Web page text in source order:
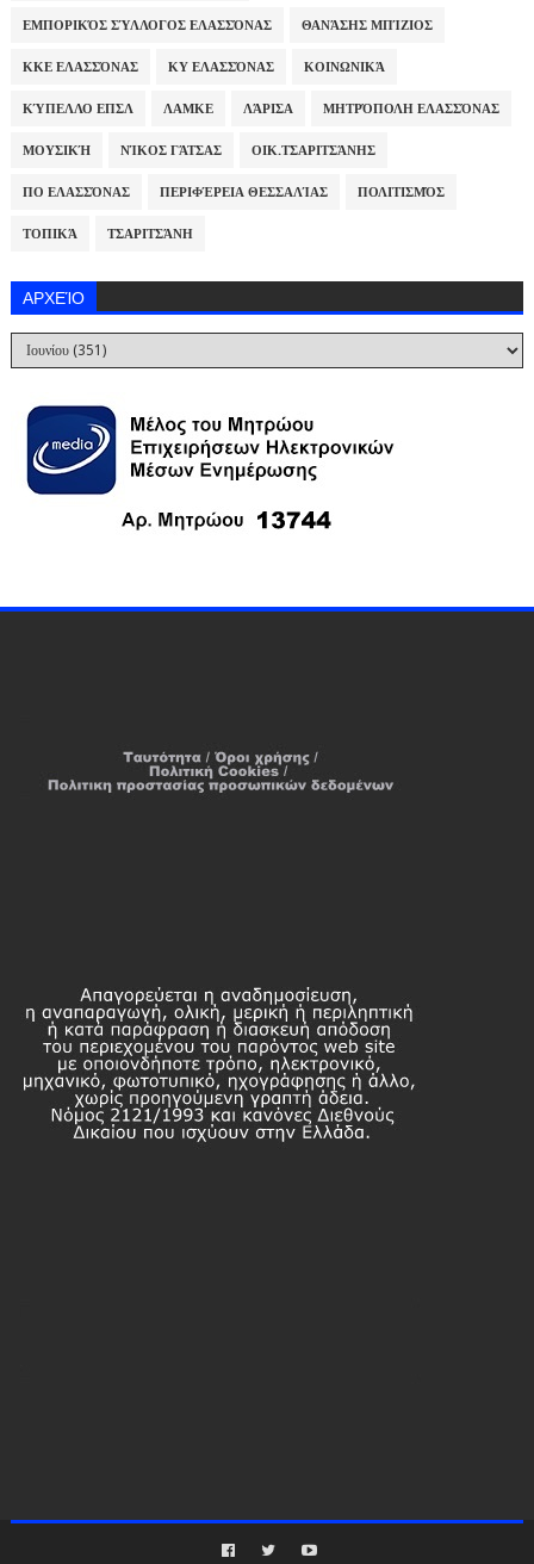
ΕΜΠΟΡΙΚΌΣ ΣΎΛΛΟΓΟΣ ΕΛΑΣΣΌΝΑΣ ΘΑΝΆΣΗΣ ΜΠΊΖΙΟΣ
ΚΚΕ ΕΛΑΣΣΌΝΑΣ ΚΥ ΕΛΑΣΣΌΝΑΣ ΚΟΙΝΩΝΙΚΆ
ΚΎΠΕΛΛΟ ΕΠΣΛ ΛΑΜΚΕ ΛΆΡΙΣΑ ΜΗΤΡΌΠΟΛΗ ΕΛΑΣΣΌΝΑΣ
ΜΟΥΣΙΚΉ ΝΊΚΟΣ ΓΆΤΣΑΣ ΟΙΚ.ΤΣΑΡΙΤΣΆΝΗΣ
ΠΟ ΕΛΑΣΣΌΝΑΣ ΠΕΡΙΦΈΡΕΙΑ ΘΕΣΣΑΛΊΑΣ ΠΟΛΙΤΙΣΜΌΣ
ΤΟΠΙΚΆ ΤΣΑΡΙΤΣΆΝΗ
ΑΡΧΕΊΟ